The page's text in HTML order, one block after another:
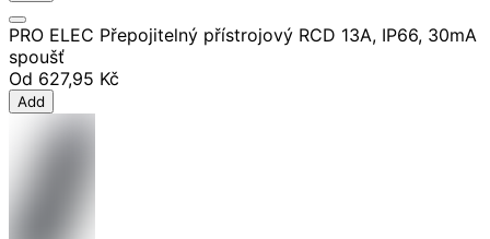
PRO ELEC Přepojitelný přístrojový RCD 13A, IP66, 30mA
spoušť
Od 627,95 Kč
Add